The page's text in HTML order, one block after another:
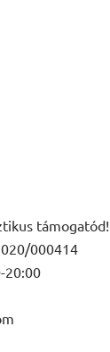
támogatód!
000414
20:00